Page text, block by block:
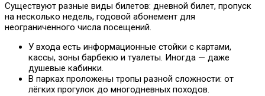
Существуют разные виды билетов: дневной билет, пропуск
на несколько недель, годовой абонемент для
неограниченного числа посещений.
У входа есть информационные стойки с картами,
кассы, зоны барбекю и туалеты. Иногда — даже
душевые кабинки.
В парках проложены тропы разной сложности: от
лёгких прогулок до многодневных походов.